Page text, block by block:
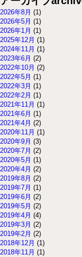
2026年8月 (1)
2026年5月 (1)
2026年1月 (1)
2025年12月 (1)
2024年11月 (1)
2023年6月 (2)
2022年10月 (2)
2022年5月 (1)
2022年3月 (1)
2022年2月 (1)
2021年11月 (1)
2021年6月 (1)
2021年4月 (2)
2020年11月 (1)
2020年9月 (3)
2020年7月 (2)
2020年5月 (1)
2020年4月 (2)
2019年8月 (2)
2019年7月 (1)
2019年6月 (2)
2019年5月 (2)
2019年4月 (4)
2019年3月 (2)
2019年2月 (2)
2018年12月 (1)
2018年11月 (1)